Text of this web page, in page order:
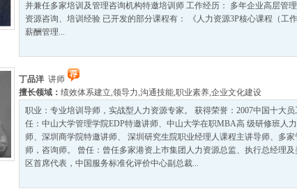
并兼任多家培训及管理咨询机构特邀培训师 工作经历： 多年企业高层管
资源咨询、培训经验 已开发的部分课程有： 《人力资源3P核心课程（工
薪酬管理...
丁品洋 讲师
擅长领域： 绩效体系建立,领导力,沟通技能,职业素养,企业文化建设
职业：专业培训导师，实战型人力资源专家。 获得荣誉：2007中国十大
任：中山大学管理学院EDP特邀讲师、中山大学在职MBA高 级研修班人
师、深圳商学院特邀讲师、 深圳研究生院职业经理人课程主讲导师、多
师，咨询师。 曾任：曾任多家港资上巿集团人力资源总监、执行总经理及
区首席代表，中国服务标准化评价中心副总裁...